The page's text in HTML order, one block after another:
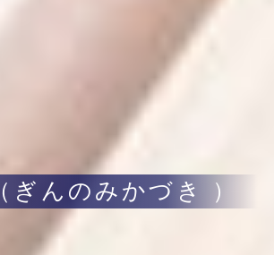
ぎんのみかづき ）